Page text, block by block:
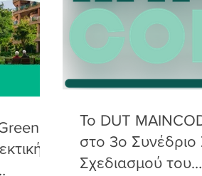
Το DUT
στο 3ο Συνέδριο
Σχεδιασμού του